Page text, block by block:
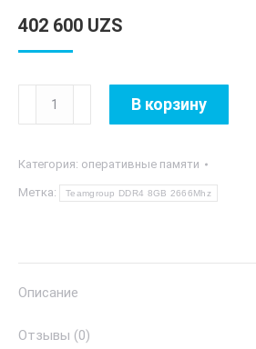
402 600 UZS
Количество
товара
DDR4
8GB
В корзину
Категория: оперативные памяти
Метка: Teamgroup DDR4 8GB 2666Mhz
Описание
Отзывы (0)